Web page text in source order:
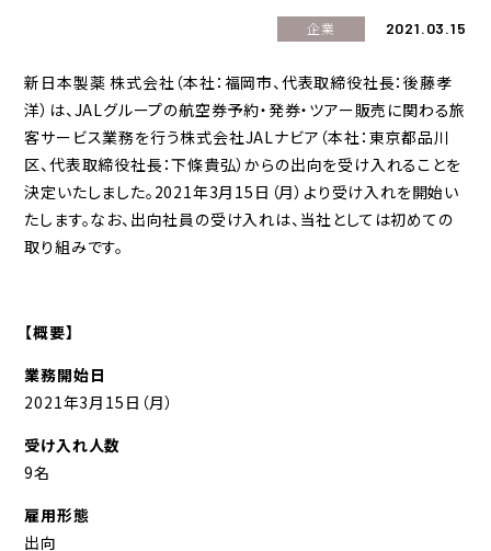
企業 2021.03.15
新日本製薬 株式会社（本社：福岡市、代表取締役社長：後藤孝
洋）は、JALグループの航空券予約・発券・ツアー販売に関わる旅
客サービス業務を行う株式会社JALナビア（本社：東京都品川
区、代表取締役社長：下條貴弘）からの出向を受け入れることを
決定いたしました。2021年3月15日（月）より受け入れを開始い
たします。なお、出向社員の受け入れは、当社としては初めての
取り組みです。
【概要】
業務開始日
2021年3月15日（月）
受け入れ人数
9名
雇用形態
出向